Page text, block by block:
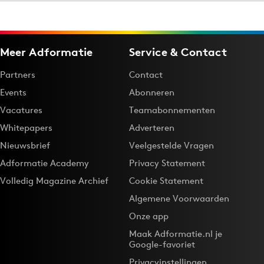
Menu
Home
9 sept: GenAI-training
12 nov: MarketingLive!
Adverteren
Events
Opleidingen
Vacatures
Meer Adformatie
Partners
Events
Vacatures
Whitepapers
Nieuwsbrief
Adformatie Academy
Volledig Magazine Archief
Service & Contact
Contact
Abonneren
Teamabonnementen
Adverteren
Veelgestelde Vragen
Privacy Statement
Cookie Statement
Algemene Voorwaarden
Onze app
Maak Adformatie.nl je
Google-favoriet